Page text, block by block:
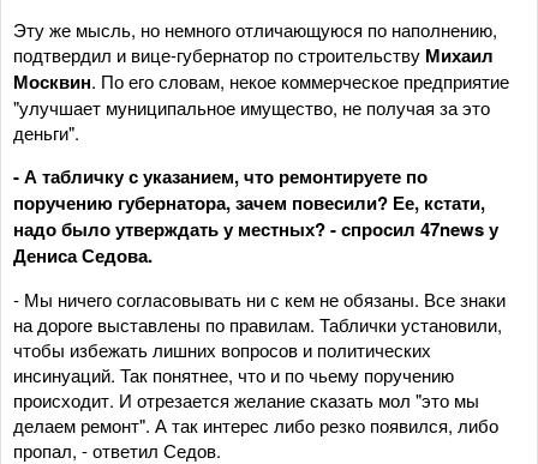
Эту же мысль, но немного отличающуюся по наполнению,
подтвердил и вице-губернатор по строительству Михаил
Москвин. По его словам, некое коммерческое предприятие
"улучшает муниципальное имущество, не получая за это
деньги".
- А табличку с указанием, что ремонтируете по
поручению губернатора, зачем повесили? Ее, кстати,
надо было утверждать у местных? - спросил 47newsу
Дениса Седова.
- Мы ничего согласовывать ни с кем не обязаны. Все знаки
на дороге выставлены по правилам. Таблички установили,
чтобы избежать лишних вопросов и политических
инсинуаций. Так понятнее, что и по чьему поручению
происходит. И отрезается желание сказать мол "это мы
делаем ремонт". А так интерес либо резко появился, либо
пропал, - ответил Седов.